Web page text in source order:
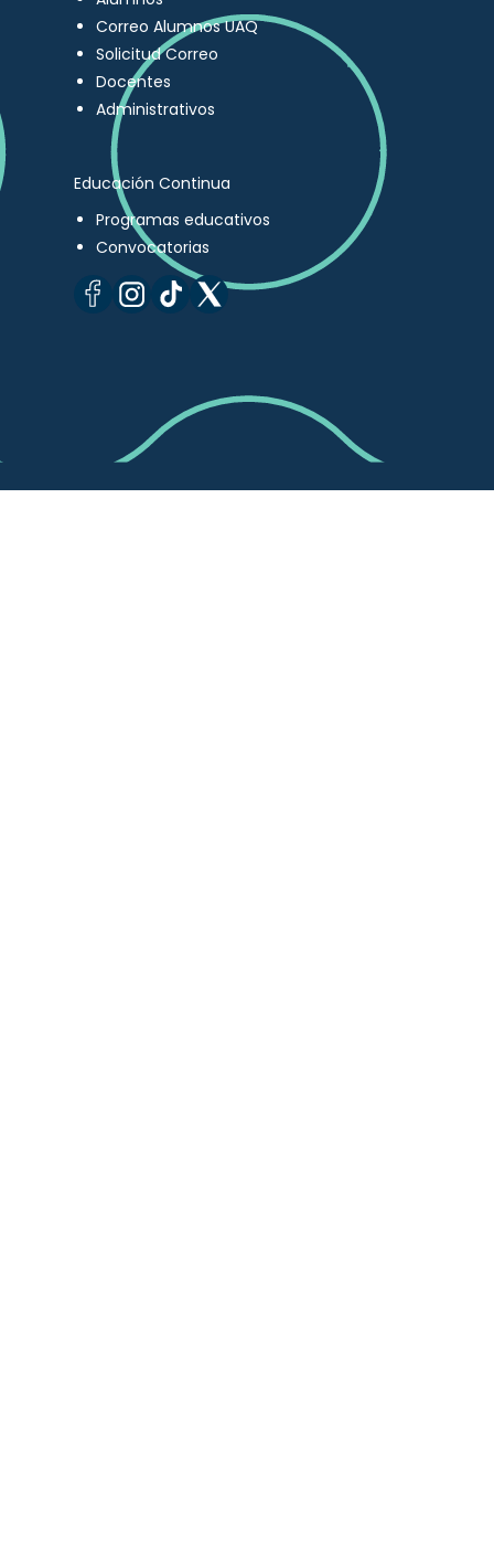
Correo Alumnos UAQ
Solicitud Correo
Docentes
Administrativos
Educación Continua
Programas educativos
Convocatorias